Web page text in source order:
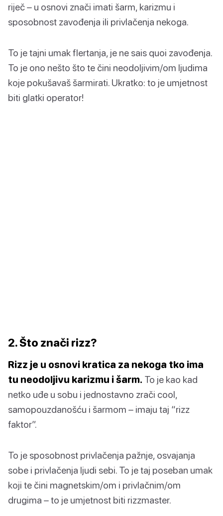
riječ – u osnovi znači imati šarm, karizmu i
sposobnost zavođenja ili privlačenja nekoga.
To je tajni umak flertanja, je ne sais quoi zavođenja.
To je ono nešto što te čini neodoljivim/om ljudima
koje pokušavaš šarmirati. Ukratko: to je umjetnost
biti glatki operator!
2. Što znači rizz?
Rizz je u osnovi kratica za nekoga tko ima
tu neodoljivu karizmu i šarm. To je kao kad
netko uđe u sobu i jednostavno zrači cool,
samopouzdanošću i šarmom – imaju taj “rizz
faktor”.
To je sposobnost privlačenja pažnje, osvajanja
sobe i privlačenja ljudi sebi. To je taj poseban umak
koji te čini magnetskim/om i privlačnim/om
drugima – to je umjetnost biti rizzmaster.